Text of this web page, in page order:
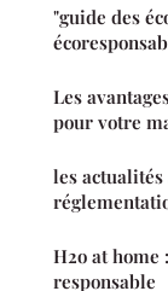
"guide des
Les
pour votre
les
H2o at
responsable